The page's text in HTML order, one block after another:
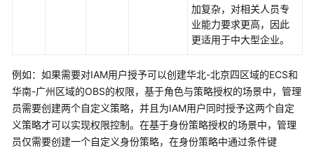
与
敏
感
信
息
加复杂，对相关人员专
业能力要求更高，因此
更适用于中大型企业。
例如：如果需要对IAM用户授予可以创建华北-北京四区域的ECS和
华南-广州区域的OBS的权限，基于角色与策略授权的场景中，管理
员需要创建两个自定义策略，并且为IAM用户同时授予这两个自定
义策略才可以实现权限控制。在基于身份策略授权的场景中，管理
员仅需要创建一个自定义身份策略，在身份策略中通过条件键